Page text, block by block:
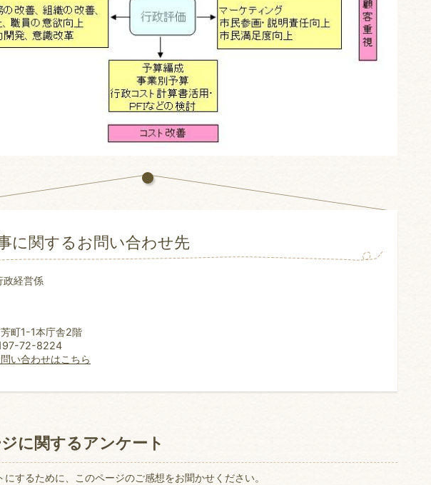
に関するお問い合わせ先
政経営係
町1-1本庁舎2階
72-8224
い合わせはこちら
に関するアンケート
にするために、このページのご感想をお聞かせください。